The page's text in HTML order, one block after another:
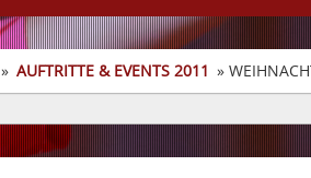
» AUFTRITTE & EVENTS 2011 »